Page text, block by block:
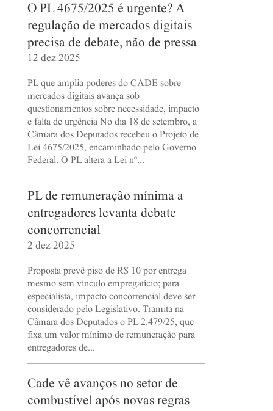
O PL 4675/2025 é urgente? A
regulação de mercados digitais
precisa de debate, não de pressa
12 dez 2025
PL que amplia poderes do CADE sobre
mercados digitais avança sob
questionamentos sobre necessidade, impacto
e falta de urgência No dia 18 de setembro, a
Câmara dos Deputados recebeu o Projeto de
Lei 4675/2025, encaminhado pelo Governo
Federal. O PL altera a Lei nº...
PL de remuneração mínima a
entregadores levanta debate
concorrencial
2 dez 2025
Proposta prevê piso de R$ 10 por entrega
mesmo sem vínculo empregatício; para
especialista, impacto concorrencial deve ser
considerado pelo Legislativo. Tramita na
Câmara dos Deputados o PL 2.479/25, que
fixa um valor mínimo de remuneração para
entregadores de...
Cade vê avanços no setor de
combustível após novas regras